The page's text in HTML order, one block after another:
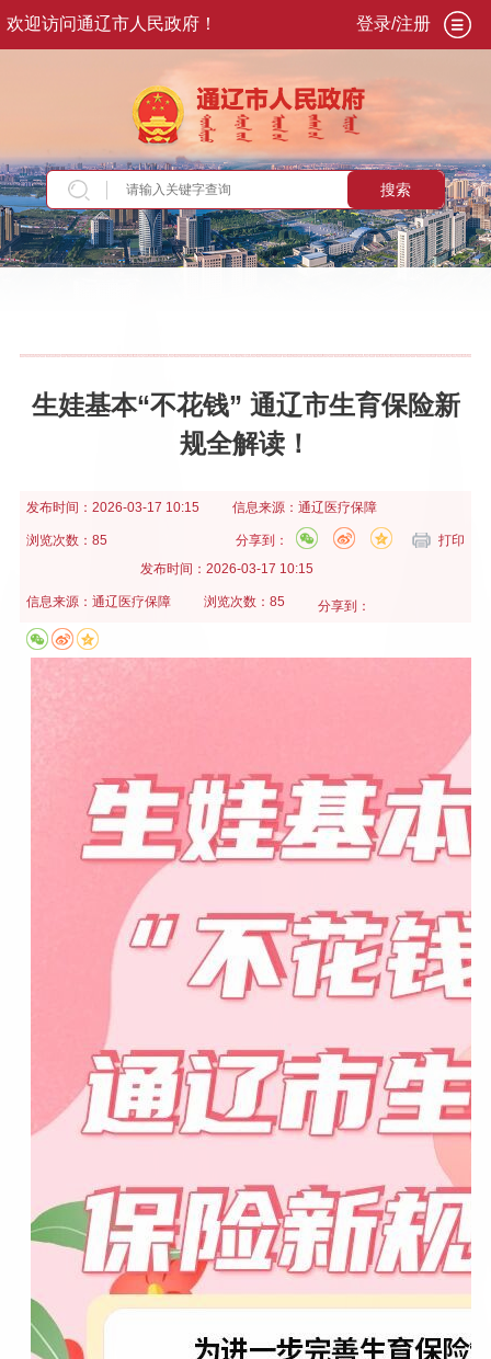
欢迎访问通辽市人民政府！ 登录/注册
搜索
当前位置：首页>政务公开>政府信息公开>法
生娃基本“不花钱” 通辽市生育保险新
规全解读！
发布时间： 2026-03-17 10:15 信息来源： 通辽医疗保障
浏览次数：85 打印
分享到：
发布时间： 2026-03-17 10:15
信息来源： 通辽医疗保障 浏览次数：85 分享到：